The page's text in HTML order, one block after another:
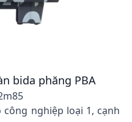
bida phăng PBA
công nghiệp loại 1, cạnh